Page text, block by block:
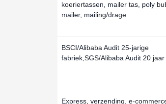
koeriertassen, mailer tas, poly
mailer, mailing/drage
BSCI/Alibaba Audit 25-jarige
fabriek,SGS/Alibaba Audit 20 jaar
Express, verzending, e-